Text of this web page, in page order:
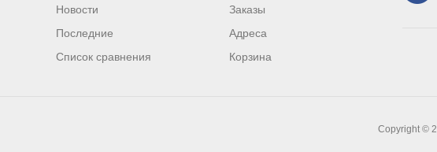
Новости
Последние
Список сравнения
Заказы
Адреса
Корзина
Copyright ©